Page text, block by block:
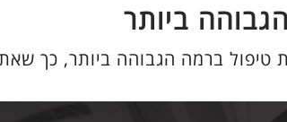
ביותר
טיפול ברמה הגבוהה ביותר, כך